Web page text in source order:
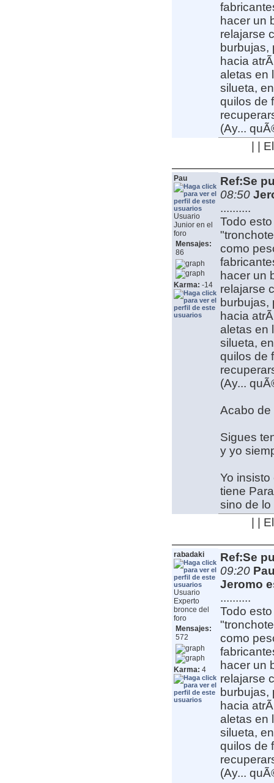
hacer un
relajarse
burbujas,
hacia
aletas en
silueta,
quilos de
(Ay...
| |
Pau
Usuario
Junior en el
foro
Mensajes:
86
Karma: -14
Ref:Se
08:50
..........
Todo
como
hacer un
relajarse
burbujas,
hacia
aletas en
silueta,
quilos de
(Ay...
Acabo
Sigues
y yo
Yo
tiene
sino de
| |
rabadaki
Usuario
Experto
bronce del
foro
Mensajes:
572
Karma: 4
Ref:Se
09:20
Jeromo
..........
Todo
como
hacer un
relajarse
burbujas,
hacia
aletas en
silueta,
quilos de
(Ay...